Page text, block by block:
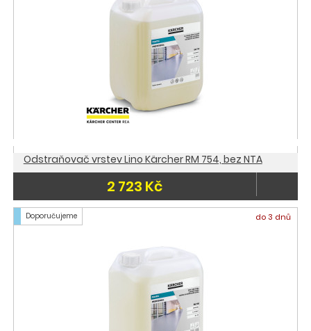
Odstraňovač vrstev Lino Kärcher RM 754, bez NTA
2 723 Kč
Doporučujeme do 3 dnů